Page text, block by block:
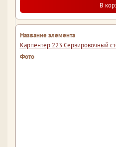
В
Карпентер 223 Сервировочный